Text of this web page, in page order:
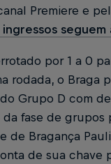
Premiere e
ingressos seguem
por 1 a 0
rodada, o Braga
Grupo D com
da fase de grupos
de Bragança
de sua chave